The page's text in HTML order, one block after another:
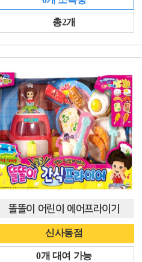
총2개
똘똘이 어린이 에어프라이기
신사동점
0개 대여 가능